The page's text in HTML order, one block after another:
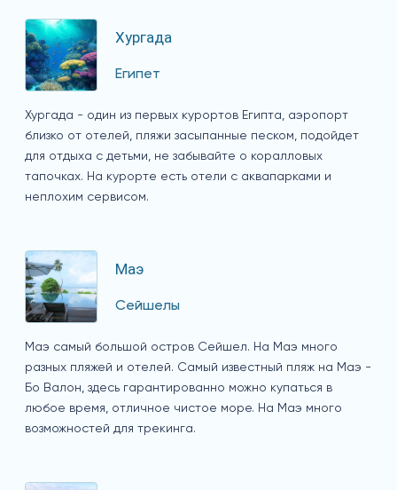
Хургада
Египет
Хургада - один из первых курортов Египта, аэропорт
близко от отелей, пляжи засыпанные песком, подойдет
для отдыха с детьми, не забывайте о коралловых
тапочках. На курорте есть отели с аквапарками и
неплохим сервисом.
Маэ
Сейшелы
Маэ самый большой остров Сейшел. На Маэ много
разных пляжей и отелей. Самый известный пляж на Маэ -
Бо Валон, здесь гарантированно можно купаться в
любое время, отличное чистое море. На Маэ много
возможностей для трекинга.